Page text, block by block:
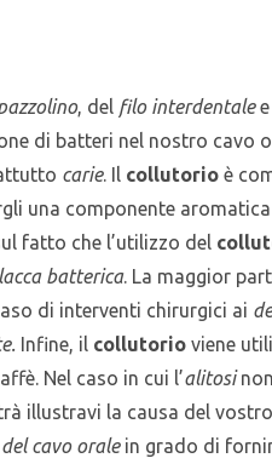
, del filo interdentalee
di batteri nel nostro cavo
carie. Il collutorio è
una componente
fatto che l’utilizzo del
batterica. La maggior
di interventi chirurgici ai
Infine, il collutorio viene
Nel caso in cui l’alitosi
illustravi la causa del
cavo oralein grado di